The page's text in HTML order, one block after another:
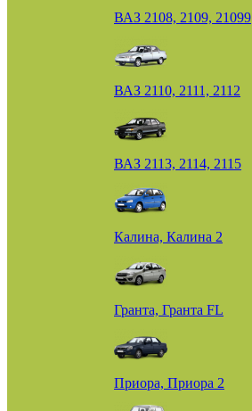
ВАЗ 2108, 2109, 21099
ВАЗ 2110, 2111, 2112
ВАЗ 2113, 2114, 2115
Калина, Калина 2
Гранта, Гранта FL
Приора, Приора 2